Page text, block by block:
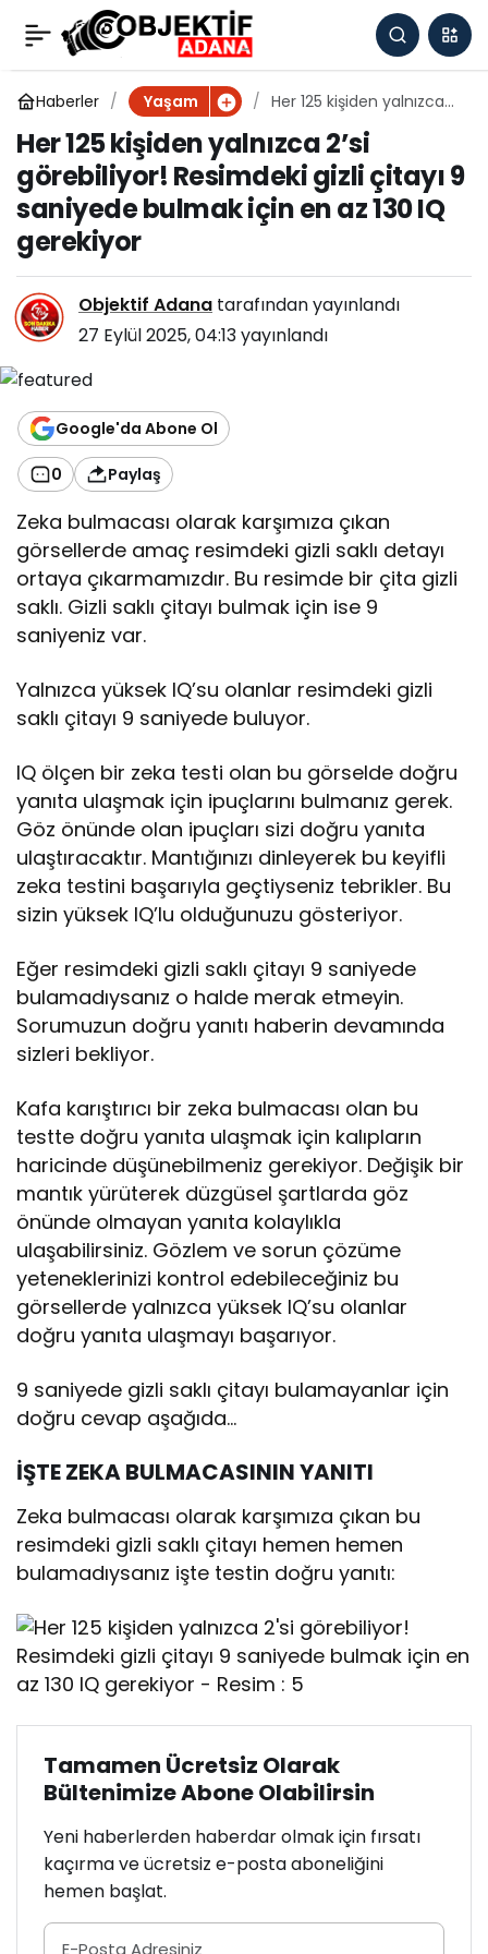
Haberler Yaşam
Her 125 kişiden yalnızca
Resimdeki gizli çitayı 9
saniyede bulmak için en
az 130 IQ gerekiyor
Her 125 kişiden yalnızca 2’si
görebiliyor! Resimdeki gizli çitayı 9
saniyede bulmak için en az 130 IQ
gerekiyor
Objektif Adana tarafından yayınlandı
27 Eylül 2025, 04:13yayınlandı
Google'da Abone Ol
0 Paylaş
Zeka bulmacası olarak karşımıza çıkan
görsellerde amaç resimdeki gizli saklı detayı
ortaya çıkarmamızdır. Bu resimde bir çita gizli
saklı. Gizli saklı çitayı bulmak için ise 9
saniyeniz var.
Yalnızca yüksek IQ’su olanlar resimdeki gizli
saklı çitayı 9 saniyede buluyor.
IQ ölçen bir zeka testi olan bu görselde doğru
yanıta ulaşmak için ipuçlarını bulmanız gerek.
Göz önünde olan ipuçları sizi doğru yanıta
ulaştıracaktır. Mantığınızı dinleyerek bu keyifli
zeka testini başarıyla geçtiyseniz tebrikler. Bu
sizin yüksek IQ’lu olduğunuzu gösteriyor.
Eğer resimdeki gizli saklı çitayı 9 saniyede
bulamadıysanız o halde merak etmeyin.
Sorumuzun doğru yanıtı haberin devamında
sizleri bekliyor.
Kafa karıştırıcı bir zeka bulmacası olan bu
testte doğru yanıta ulaşmak için kalıpların
haricinde düşünebilmeniz gerekiyor. Değişik bir
mantık yürüterek düzgüsel şartlarda göz
önünde olmayan yanıta kolaylıkla
ulaşabilirsiniz. Gözlem ve sorun çözüme
yeteneklerinizi kontrol edebileceğiniz bu
görsellerde yalnızca yüksek IQ’su olanlar
doğru yanıta ulaşmayı başarıyor.
9 saniyede gizli saklı çitayı bulamayanlar için
doğru cevap aşağıda…
İŞTE ZEKA BULMACASININ YANITI
Zeka bulmacası olarak karşımıza çıkan bu
resimdeki gizli saklı çitayı hemen hemen
bulamadıysanız işte testin doğru yanıtı:
Her 125 kişiden yalnızca
2’si görebiliyor!
Resimdeki gizli çitayı 9
saniyede bulmak için
en az 130 IQ gerekiyor
Tamamen Ücretsiz Olarak
Bültenimize Abone Olabilirsin
Yeni haberlerden haberdar olmak için fırsatı
kaçırma ve ücretsiz e-posta aboneliğini
hemen başlat.